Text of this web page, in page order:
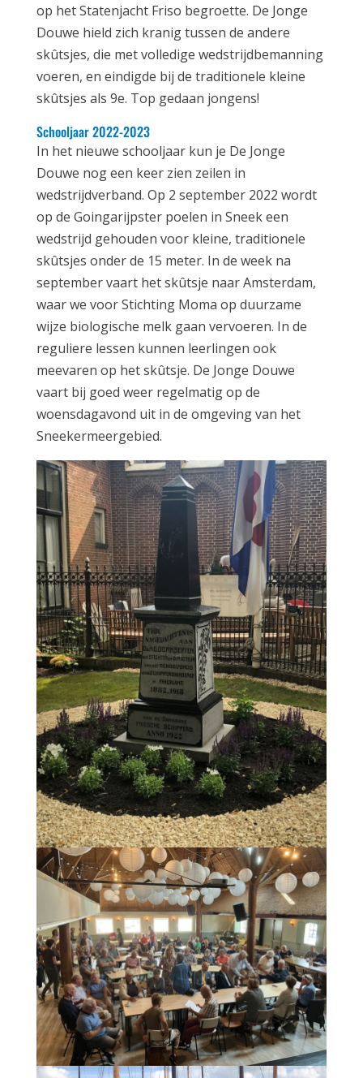
op het Statenjacht Friso begroette. De Jonge
Douwe hield zich kranig tussen de andere
skûtsjes, die met volledige wedstrijdbemanning
voeren, en eindigde bij de traditionele kleine
skûtsjes als 9e. Top gedaan jongens!
Schooljaar 2022-2023
In het nieuwe schooljaar kun je De Jonge
Douwe nog een keer zien zeilen in
wedstrijdverband. Op 2 september 2022 wordt
op de Goingarijpster poelen in Sneek een
wedstrijd gehouden voor kleine, traditionele
skûtsjes onder de 15 meter. In de week na
september vaart het skûtsje naar Amsterdam,
waar we voor Stichting Moma op duurzame
wijze biologische melk gaan vervoeren. In de
reguliere lessen kunnen leerlingen ook
meevaren op het skûtsje. De Jonge Douwe
vaart bij goed weer regelmatig op de
woensdagavond uit in de omgeving van het
Sneekermeergebied.